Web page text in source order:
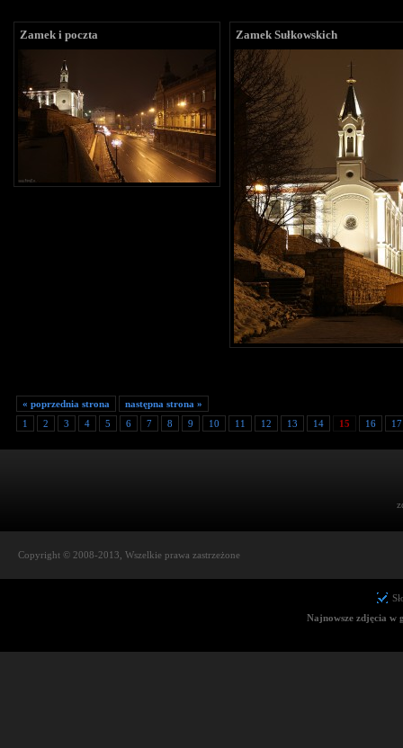
Zamek i poczta Zamek Sułkowskich
« poprzednia strona
następna strona »
1
2 3 4 5 6 7 8 9 10 11 12 13 14 15 16 17
Copyright © 2008-2013, Wszelkie prawa zastrzeżone
Najnowsze zdjęcia w